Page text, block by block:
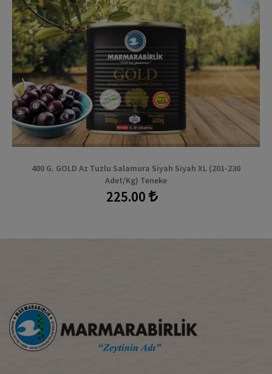
400 G. GOLD Az Tuzlu Salamura Siyah Siyah XL (201-230
Adet/kg) Teneke
225.00